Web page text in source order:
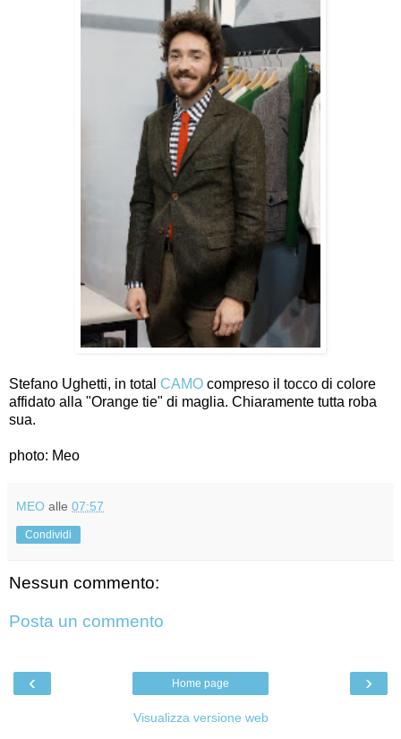
Stefano Ughetti, in total CAMO compreso il tocco di colore
affidato alla "Orange tie" di maglia. Chiaramente tutta roba
sua.
photo: Meo
MEO alle 07:57
Condividi
Nessun commento:
Posta un commento
‹ ›
Home page
Visualizza versione web